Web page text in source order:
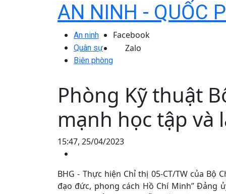
AN NINH - QUỐC
An ninh
Quân sự
Biên phòng
Facebook
Zalo
Phòng Kỹ thuật
mạnh học tập và
15:47, 25/04/2023
BHG - Thực hiện Chỉ thị 05-CT/TW của
đạo đức, phong cách Hồ Chí Minh” Đảng